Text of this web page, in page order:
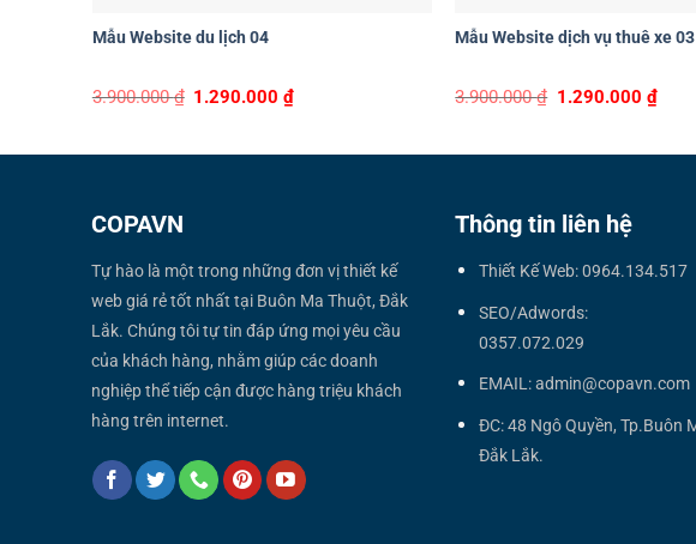
Mẫu Website du lịch 04
3.900.000₫ Original
1.290.000₫Current
Mẫu Website dịch vụ thuê xe 03
3.900.000₫ Original
1.290.000 ₫
price
COPAVN
Tự hào là một trong những đơn vị thiết kế
web giá rẻ tốt nhất tại Buôn Ma Thuột, Đắk
Lắk. Chúng tôi tự tin đáp ứng mọi yêu cầu
của khách hàng, nhằm giúp các doanh
nghiệp thể tiếp cận được hàng triệu khách
hàng trên internet.
Thông tin liên hệ
Thiết Kế Web: 0964.134.517
SEO/Adwords:
0357.072.029
EMAIL: admin@copavn.com
ĐC: 48 Ngô Quyền, Tp.Buôn
Đắk Lắk.